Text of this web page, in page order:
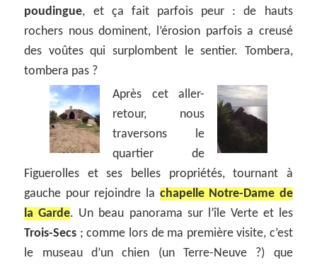
poudingue, et ça fait parfois peur : de hauts
rochers nous dominent, l’érosion parfois a creusé
des voûtes qui surplombent le sentier. Tombera,
tombera pas ?
Après cet aller-
retour, nous
traversons le
quartier de
Figuerolles et ses belles propriétés, tournant à
gauche pour rejoindre la chapelle Notre-Dame de
la Garde. Un beau panorama sur l’île Verte et les
Trois-Secs ; comme lors de ma première visite, c’est
le museau d’un chien (un Terre-Neuve ?) que